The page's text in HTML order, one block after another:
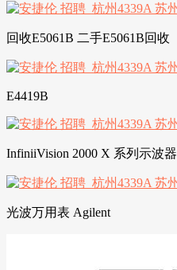
回收E5061B 二手E5061B回收
E4419B
InfiniiVision 2000 X 系列示波器
光波万用表 Agilent